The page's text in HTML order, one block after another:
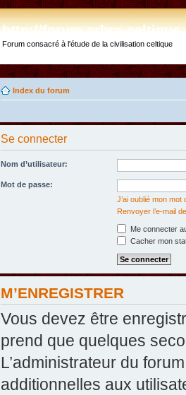
http://forum.arbre-
Forum consacré à l'étude de la civilisation celtique
Index du forum
Se connecter
Nom d’utilisateur:
Mot de passe:
J’ai oublié mon mot
Renvoyer l’e-mail
Me connecter
Cacher mon
M’ENREGISTRER
Vous devez être
prend que quelques
L’administrateur du
additionnelles aux